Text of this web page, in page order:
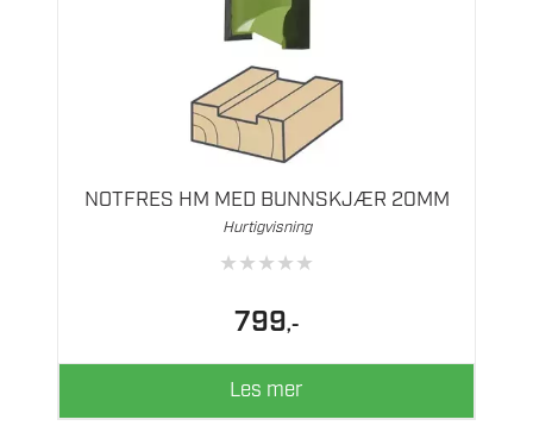
NOTFRES HM MED BUNNSKJÆR 20MM
Hurtigvisning
★★★★★
799,-
Les mer